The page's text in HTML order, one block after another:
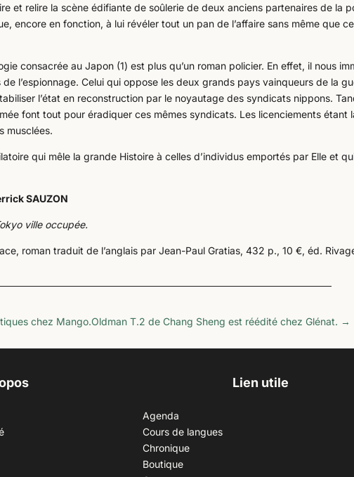
et relire la scène édifiante de soûlerie de deux anciens partenaires de la
encore en fonction, à lui révéler tout un pan de l’affaire sans même que
consacrée au Japon (1) est plus qu’un roman policier. En effet, il nous
l’espionnage. Celui qui oppose les deux grands pays vainqueurs de la
l’état en reconstruction par le noyautage des syndicats nippons.
font tout pour éradiquer ces mêmes syndicats. Les licenciements étant
musclées.
qui mêle la grande Histoire à celles d’individus emportés par Elle et
SAUZON
ville occupée.
roman traduit de l’anglais par Jean-Paul Gratias, 432 p., 10 €, éd.
chez Mango.Oldman T.2 de Chang Sheng est réédité chez Glénat. →
Lien utile
Agenda
Cours de langues
Chronique
Boutique